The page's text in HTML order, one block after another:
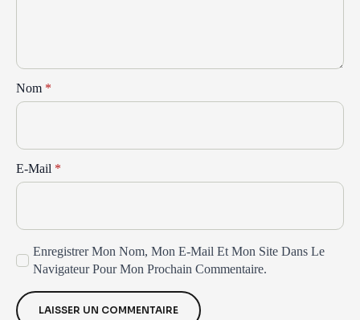
Nom *
E-Mail *
Enregistrer Mon Nom, Mon E-Mail Et Mon Site Dans Le
Navigateur Pour Mon Prochain Commentaire.